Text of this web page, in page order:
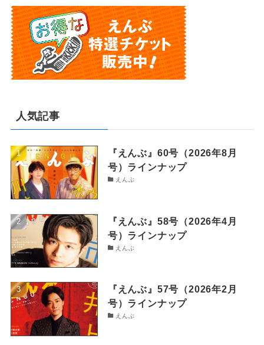
人気記事
『えんぶ』60号（2026年8月
号）ラインナップ
えんぶ
『えんぶ』58号（2026年4月
号）ラインナップ
えんぶ
『えんぶ』57号（2026年2月
号）ラインナップ
えんぶ